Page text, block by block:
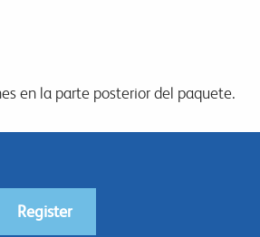
en la parte posterior del paquete.
Register